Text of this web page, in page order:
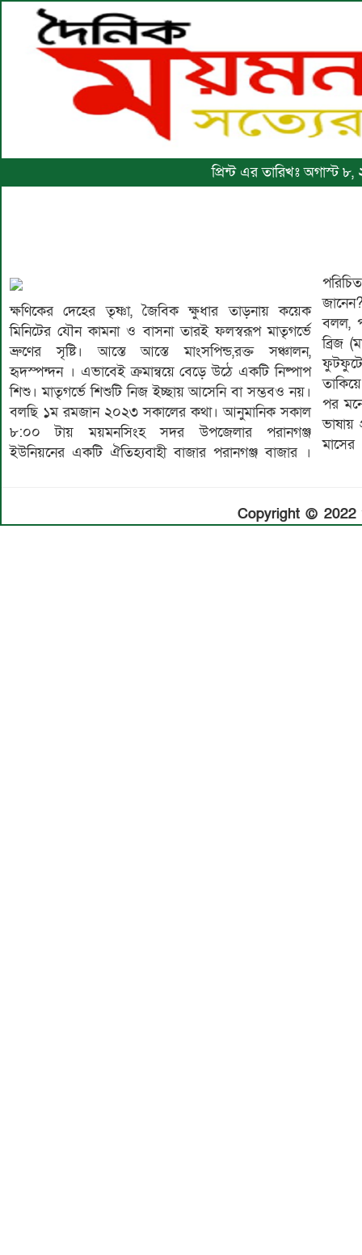
প্রিন্ট এর তারিখঃ অগাস্ট
ক্ষণিকের দেহের তৃষ্ণা, জৈবিক ক্ষুধার তাড়নায় কয়েক
মিনিটের যৌন কামনা ও বাসনা তারই ফলস্বরূপ মাতৃগর্ভে
ভ্রুণের সৃষ্টি। আস্তে আস্তে মাংসপিন্ড,রক্ত সঞ্চালন,
হৃদস্পন্দন । এভাবেই ক্রমান্বয়ে বেড়ে উঠে একটি নিষ্পাপ
শিশু। মাতৃগর্ভে শিশুটি নিজ ইচ্ছায় আসেনি বা সম্ভবও নয়।
বলছি ১ম রমজান ২০২৩ সকালের কথা। আনুমানিক সকাল
৮:০০ টায় ময়মনসিংহ সদর উপজেলার পরানগঞ্জ
ইউনিয়নের একটি ঐতিহ্যবাহী বাজার পরানগঞ্জ বাজার ।
বলল,
ব্রিজ
ফুটফুটে
পর
আছে
ভয়
Copyright © 2022